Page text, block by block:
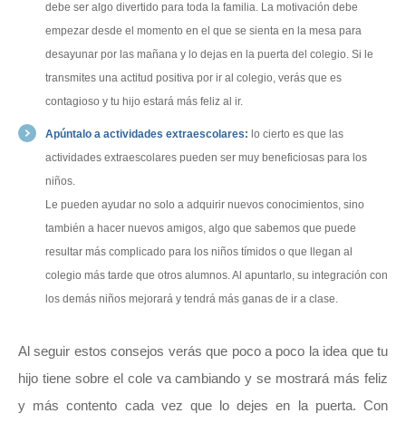
debe ser algo divertido para toda la familia. La motivación debe
empezar desde el momento en el que se sienta en la mesa para
desayunar por las mañana y lo dejas en la puerta del colegio. Si le
transmites una actitud positiva por ir al colegio, verás que es
contagioso y tu hijo estará más feliz al ir.
Apúntalo a actividades extraescolares: lo cierto es que las
actividades extraescolares pueden ser muy beneficiosas para los
niños.
Le pueden ayudar no solo a adquirir nuevos conocimientos, sino
también a hacer nuevos amigos, algo que sabemos que puede
resultar más complicado para los niños tímidos o que llegan al
colegio más tarde que otros alumnos. Al apuntarlo, su integración con
los demás niños mejorará y tendrá más ganas de ir a clase.
Al seguir estos consejos verás que poco a poco la idea que tu
hijo tiene sobre el cole va cambiando y se mostrará más feliz
y más contento cada vez que lo dejes en la puerta. Con